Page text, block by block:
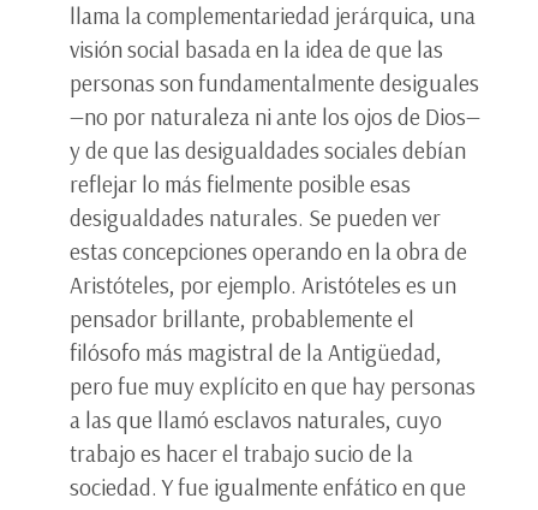
llama la complementariedad jerárquica, una
visión social basada en la idea de que las
personas son fundamentalmente desiguales
—no por naturaleza ni ante los ojos de Dios—
y de que las desigualdades sociales debían
reflejar lo más fielmente posible esas
desigualdades naturales. Se pueden ver
estas concepciones operando en la obra de
Aristóteles, por ejemplo. Aristóteles es un
pensador brillante, probablemente el
filósofo más magistral de la Antigüedad,
pero fue muy explícito en que hay personas
a las que llamó esclavos naturales, cuyo
trabajo es hacer el trabajo sucio de la
sociedad. Y fue igualmente enfático en que